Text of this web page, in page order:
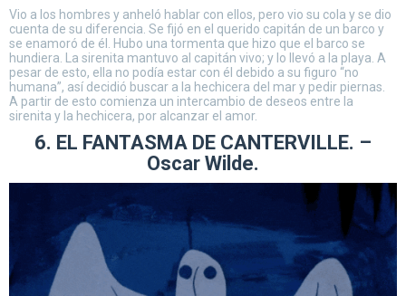
Vio a los hombres y anheló hablar con ellos, pero vio su cola y se dio
cuenta de su diferencia. Se fijó en el querido capitán de un barco y
se enamoró de él. Hubo una tormenta que hizo que el barco se
hundiera. La sirenita mantuvo al capitán vivo; y lo llevó a la playa. A
pesar de esto, ella no podía estar con él debido a su figuro “no
humana”, así decidió buscar a la hechicera del mar y pedir piernas.
A partir de esto comienza un intercambio de deseos entre la
sirenita y la hechicera, por alcanzar el amor.
6. EL FANTASMA DE CANTERVILLE. –
Oscar Wilde.